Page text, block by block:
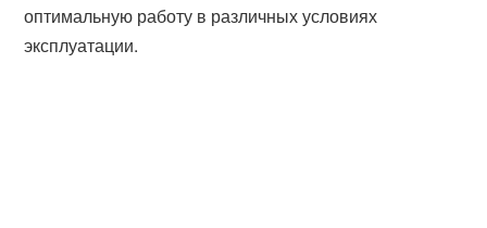
оптимальную работу в различных условиях
эксплуатации.